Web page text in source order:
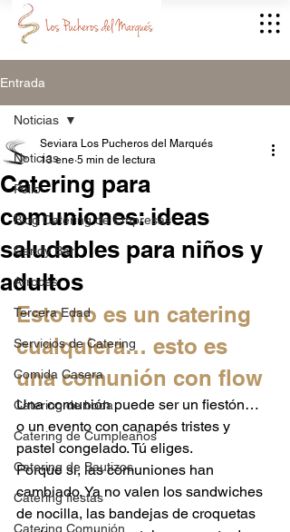
Entrada
Noticias
Pollo
Blog Catering de Empresas
Candy Bar
Arroces
Tercera Edad
Servicios de Catering
Comida Casera
Catering de boda
Catering de Cumpleaños
Catering de Bautizos
Catering fiestas
Catering Comunión
Noticias
Catering para
comuniones: ideas
saludables para niños y
adultos
Seviara Los Pucheros del Marqués
13 ene 5 min de lectura
Esto no es un catering
cualquiera… esto es
una comunión con flow
Una comunión puede ser un fiestón…
o un evento con canapés tristes y
pastel congelado. Tú eliges.
Porque sí, las comuniones han
cambiado. Ya no valen los sandwiches
de nocilla, las bandejas de croquetas